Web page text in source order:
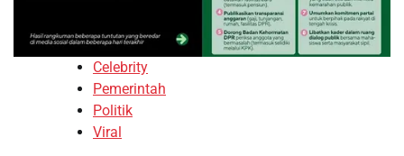
Celebrity
Pemerintah
Politik
Viral